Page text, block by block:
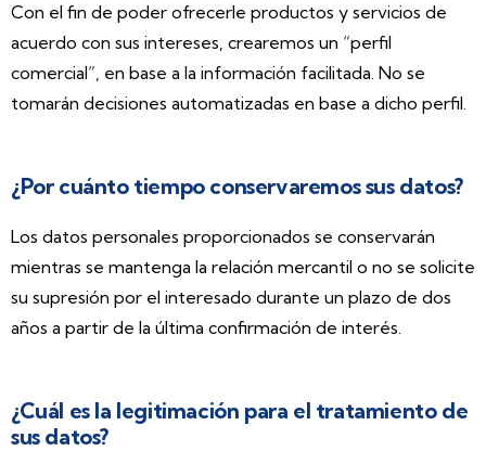
Con el fin de poder ofrecerle productos y servicios de
acuerdo con sus intereses, crearemos un “perfil
comercial”, en base a la información facilitada. No se
tomarán decisiones automatizadas en base a dicho perfil.
¿Por cuánto tiempo conservaremos sus datos?
Los datos personales proporcionados se conservarán
mientras se mantenga la relación mercantil o no se solicite
su supresión por el interesado durante un plazo de dos
años a partir de la última confirmación de interés.
¿Cuál es la legitimación para el tratamiento de
sus datos?